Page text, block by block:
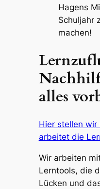
Hagens
Schuljahr
machen!
alles
Hier stellen wir
arbeitet die
Wir arbeiten
Lerntools, die
Lücken und